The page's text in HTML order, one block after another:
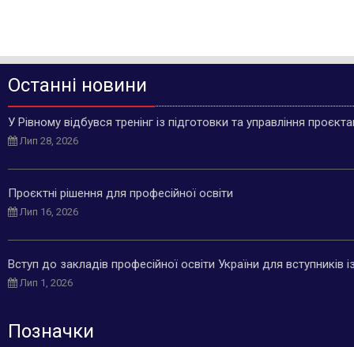
Останні новини
У Рівному відбувся тренінг із підготовки та управління
Лип 28, 2026
Проєктні рішення для професійної освіти
Лип 16, 2026
Вступ до закладів професійної освіти України для
Лип 1, 2026
Позначки